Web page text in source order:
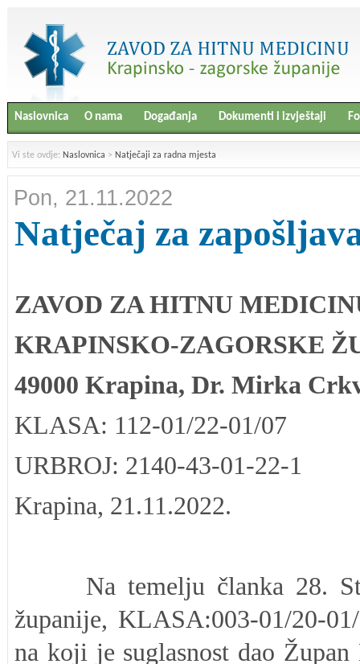
Naslovnica O nama Događanja Dokumenti i izvještaji
Vi ste ovdje: Naslovnica > Natječaji za radna mjesta
Pon, 21.11.2022
Natječaj za
ZAVOD ZA HITNU
KRAPINSKO-ZAGORSKE
49000 Krapina, Dr. Mirka
KLASA: 112-01/22-01/07
URBROJ: 2140-43-01-22-1
Krapina, 21.11.2022.
Na temelju članka 28.
županije, KLASA:003-01/20-
na koji je suglasnost dao